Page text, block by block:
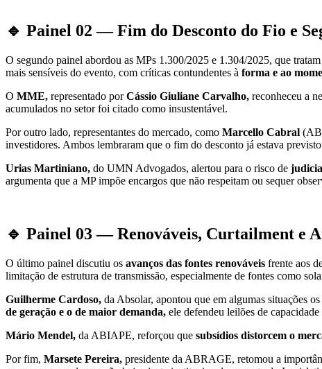
🔹 Painel 02 — Fim do Desconto do Fio e
O segundo painel abordou as MPs 1.300/2025 e 1.304/2025, que tratam
mais sensíveis do evento, com críticas contundentes à forma e ao
O MME, representado porCássio Giuliane Carvalho, reconheceu a
acumulados no setor foi citado como insustentável.
Por outro lado, representantes do mercado, como Marcello Cabral
investidores. Ambos lembraram que o fim do desconto já estava
Urias Martiniano, do UMN Advogados, alertou para o risco de
argumenta que a MP impõe encargos que não respeitam ou sequer
🔹 Painel 03 — Renováveis, Curtailment e
O último painel discutiu os avanços das fontes renováveis frente aos
limitação de estrutura de transmissão, especialmente de fontes como
Guilherme Cardoso, da Absolar, apontou que em algumas situações
de geração e o de maior demanda, ele defendeu leilões de capacidade
Mário Mendel, da ABIAPE, reforçou que subsídios distorcem o
Por fim, Marsete Pereira, presidente da ABRAGE, retomou a